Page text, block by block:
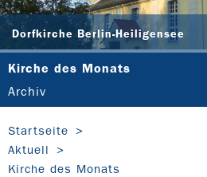
Dorfkirche Berlin-Heiligensee
Kirche des Monats
Archiv
Startseite
Aktuell
Kirche des Monats